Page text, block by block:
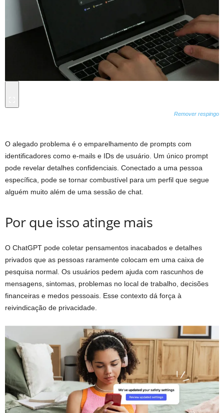
Remover respingo
O alegado problema é o emparelhamento de prompts com
identificadores como e-mails e IDs de usuário. Um único prompt
pode revelar detalhes confidenciais. Conectado a uma pessoa
específica, pode se tornar combustível para um perfil que segue
alguém muito além de uma sessão de chat.
Por que isso atinge mais
O ChatGPT pode coletar pensamentos inacabados e detalhes
privados que as pessoas raramente colocam em uma caixa de
pesquisa normal. Os usuários pedem ajuda com rascunhos de
mensagens, sintomas, problemas no local de trabalho, decisões
financeiras e medos pessoais. Esse contexto dá força à
reivindicação de privacidade.